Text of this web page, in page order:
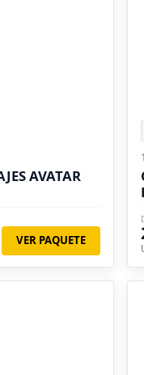
AVATAR
VER PAQUETE